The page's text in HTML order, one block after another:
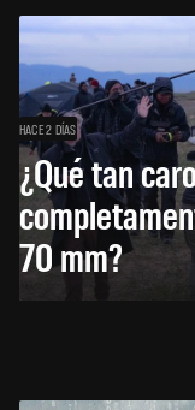
HACE 2 DÍAS
¿Qué tan
70 mm?